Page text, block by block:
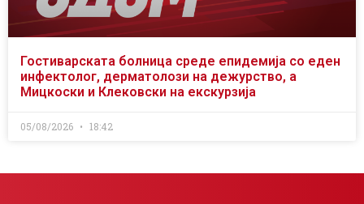
Гостиварската болница среде епидемија со еден
инфектолог, дерматолози на дежурство, а
Мицкоски и Клековски на екскурзија
05/08/2026 18:42